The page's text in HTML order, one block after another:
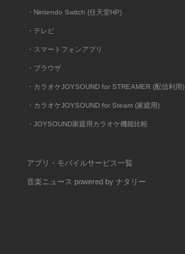
・Nintendo Switch (任天堂HP)
・テレビ
・スマートフォンアプリ
・ブラウザ
・カラオケJOYSOUND for STREAMER (配信利用)
・カラオケJOYSOUND for Steam (家庭用)
・JOYSOUND家庭用カラオケ機能比較
アプリ・モバイルサービス一覧
音楽ニュース powered by ナタリー